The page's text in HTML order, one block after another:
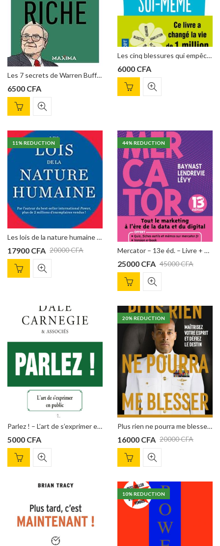
Les 7 secrets de Warren Buffett pour devenir riche Format de Mary Buffett
6500 CFA
Les cinq blessures qui empêchent d’être soi-même Lise BOURBEAU
6000 CFA
11 % REDUCTION
Les lois de la nature humaine Robert Greene
20000CFA
17900 CFA
44% REDUCTION
Mercator – 13e éd. – Livre + e-book inclus : Tout le marketing à l’ère de la data et du digital de Arnaud de Baynast (Auteur), Jacques Lendrevie (Auteur), Julien Lévy (Auteur)
45000CFA
25000 CFA
Parlez ! – L’art de s’exprimer en public de Dale Carnegie
5000 CFA
20% REDUCTION
Plus rien ne pourra me blesser : Maîtrisez votre esprit et défiez le destin de David Goggins
20000CFA
16000 CFA
10% REDUCTION